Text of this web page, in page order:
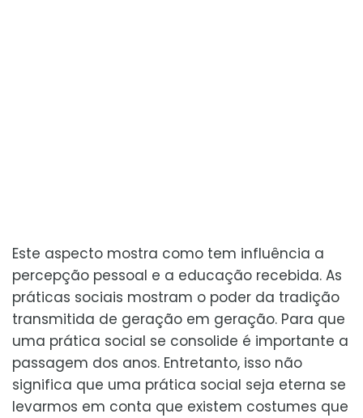
Este aspecto mostra como tem influência a
percepção pessoal e a educação recebida. As
práticas sociais mostram o poder da tradição
transmitida de geração em geração. Para que
uma prática social se consolide é importante a
passagem dos anos. Entretanto, isso não
significa que uma prática social seja eterna se
levarmos em conta que existem costumes que